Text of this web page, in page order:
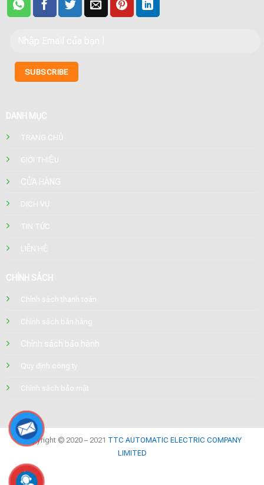
DANH MỤC
TRANG CHỦ
GIỚI THIỆU
CỬA HÀNG
DỊCH VỤ
TIN TỨC
LIÊN HỆ
CHÍNH SÁCH
Chính sách thanh toán
Chính sách bán hàng
Chính sách bảo hành
Quy định công ty
Chính sách bảo mật
Copyright © 2020 – 2021 TTC AUTOMATIC ELECTRIC COMPANY
LIMITED